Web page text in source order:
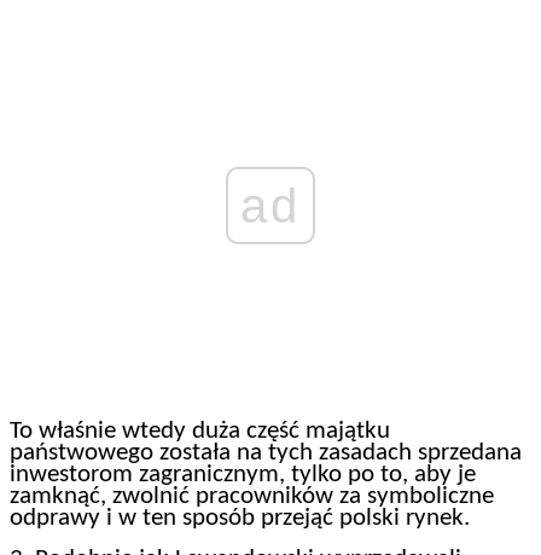
ad
To właśnie wtedy duża część majątku
państwowego została na tych zasadach sprzedana
inwestorom zagranicznym, tylko po to, aby je
zamknąć, zwolnić pracowników za symboliczne
odprawy i w ten sposób przejąć polski rynek.